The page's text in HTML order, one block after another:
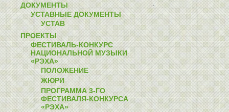
ДОКУМЕНТЫ
УСТАВНЫЕ ДОКУМЕНТЫ
УСТАВ
ПРОЕКТЫ
ФЕСТИВАЛЬ-КОНКУРС
НАЦИОНАЛЬНОЙ МУЗЫКИ
«РЭХА»
ПОЛОЖЕНИЕ
ЖЮРИ
ПРОГРАММА 3-ГО
ФЕСТИВАЛЯ-КОНКУРСА
«РЭХА»